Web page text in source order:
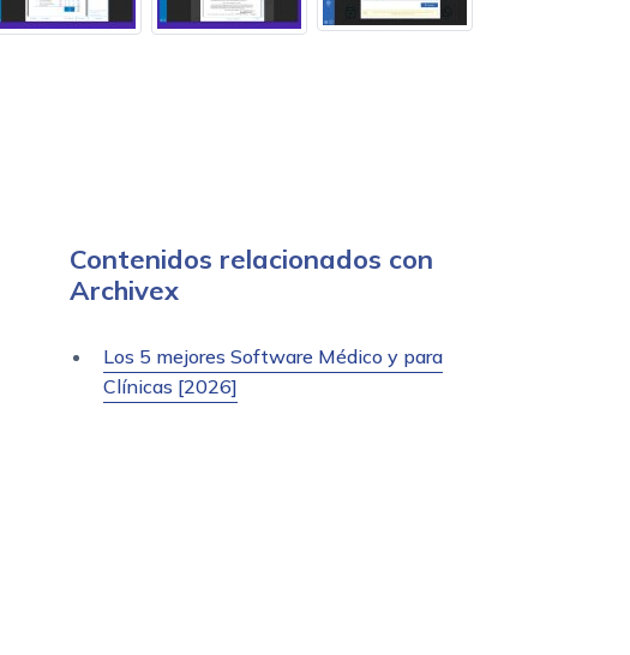
Contenidos relacionados con
Archivex
Los 5 mejores Software Médico y para
Clínicas [2026]